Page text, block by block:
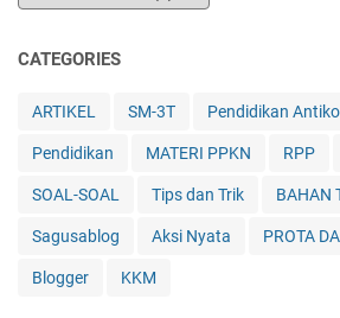
CATEGORIES
ARTIKEL SM-3T Pendidikan
Pendidikan MATERI PPKN RPP
SOAL-SOAL Tips dan Trik BAHAN
Sagusablog Aksi Nyata PROTA
Blogger KKM